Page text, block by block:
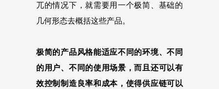
兀的情况下，就需要用一个极简、基础的
几何形态去概括这些产品。
极简的产品风格能适应不同的环境、不同
的用户、不同的使用场景，而且还可以有
效控制制造良率和成本，使得供应链可以